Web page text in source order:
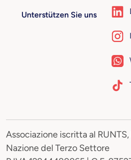
Unterstützen Sie uns
Associazione iscritta al
Nazione del Terzo Settore